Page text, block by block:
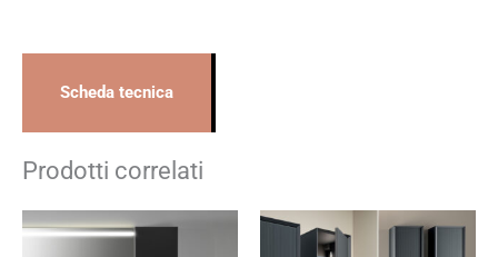
Scheda tecnica
Prodotti correlati